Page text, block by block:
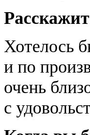
Хотелось
и по
очень
с